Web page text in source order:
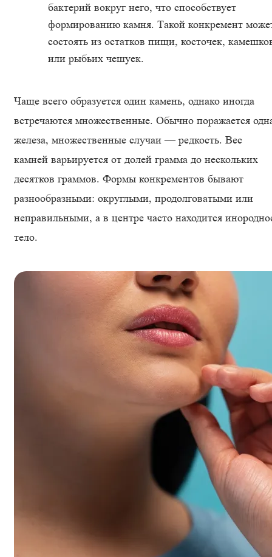
бактерий вокруг него, что способствует
формированию камня. Такой конкремент
состоять из остатков пищи, косточек,
или рыбьих чешуек.
Чаще всего образуется один камень, однако иногда
встречаются множественные. Обычно поражается
железа, множественные случаи — редкость. Вес
камней варьируется от долей грамма до нескольких
десятков граммов. Формы конкрементов бывают
разнообразными: округлыми, продолговатыми или
неправильными, а в центре часто находится
тело.